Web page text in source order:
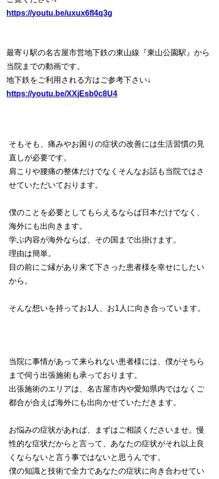
https://youtu.be/uxux6fI4q3g
最寄り駅の名古屋市営地下鉄の東山線『東山公園駅』から
当院までの動画です。
地下鉄をご利用される方はご参考下さい↓
https://youtu.be/XXjEsb0c8U4
そもそも、痛みやお困りの症状の改善には生活習慣の見
直しが必要です。
肩こりや腰痛の整体だけでなくそんなお話も当院ではさ
せていただいております。
僕のことを必要としてもらえるならば日本だけでなく、
海外にも出向きます。
学ぶ内容が海外ならば、その国まで出掛けます。
理由は簡単。
目の前にご縁があり来て下さった患者様を幸せにしたい
から。
そんな想いを持ってお1人、お1人に向き合っています。
当院に事情があって来られない患者様には、僕がそちら
まで伺う出張施術も承っております。
出張施術のエリアは、名古屋市内や愛知県内ではなくご
都合が合えば海外にも出向かせていただきます。
お悩みの症状があれば、まずはご相談くださいませ。慢
性的な症状だからと言って、あなたの症状がそれ以上良
くならないと言う事ではないと思うんです。
僕の知識と技術で全力であなたの症状に向き合わせてい